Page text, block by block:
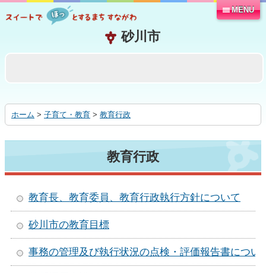
る
MENU
ホーム > 子育て・教育 > 教育行政
教育行政
教育長、教育委員、教育行政執行方針について
砂川市の教育目標
事務の管理及び執行状況の点検・評価報告書につい